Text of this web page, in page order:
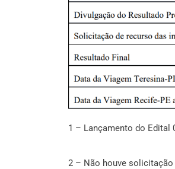
1 – Lançamento do Edital
2 – Não houve